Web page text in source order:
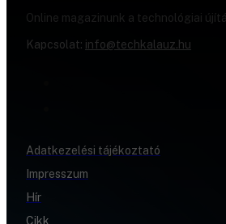
Online magazinunk a technológiai
Kapcsolat: info@techkalauz.hu
Adatkezelési tájékoztató
Impresszum
Hír
Cikk